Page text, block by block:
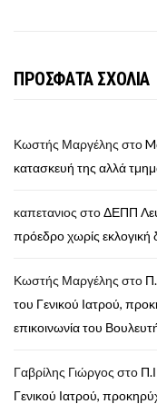
ΠΡΟΣΦΑΤΑ ΣΧΟΛΙΑ
Κωστής Μαργέλης στο
κατασκευή της αλλά
καπετανιος στοΔΕΠΠ
πρόεδρο χωρίς εκλογική
Κωστής Μαργέλης στο
του Γενικού Ιατρού,
επικοινωνία του
Γαβρίλης Γιώργος στο
Γενικού Ιατρού,